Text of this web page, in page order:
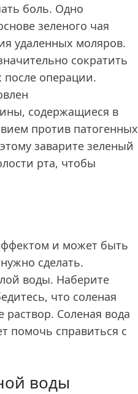
боль. Одно
зеленого чая
удаленных моляров.
сократить
операции.
содержащиеся в
против патогенных
заварите зеленый
рта, чтобы
и может быть
сделать.
воды. Наберите
что соленая
Соленая вода
помочь справиться с
воды